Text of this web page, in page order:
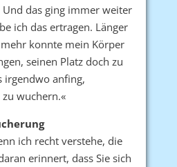
Und das ging immer weiter
ich das ertragen. Länger
konnte mein Körper
seinen Platz doch zu
irgendwo anfing,
wuchern.«
ich recht verstehe, die
erinnert, dass Sie sich